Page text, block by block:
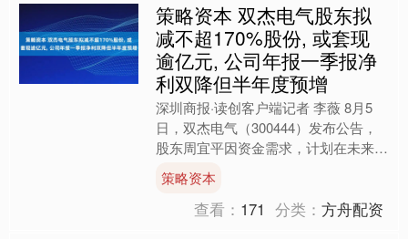
策略资本 双杰电气股东拟
减不超170%股份, 或套现
逾亿元, 公司年报一季报净
利双降但半年度预增
深圳商报·读创客户端记者 李薇 8月5
日，双杰电气（300444）发布公告，
股东周宜平因资金需求，计划在未来3
个月内以集中竞价或大宗交易方式减持
不超过1356万....
策略资本
查看： 171 分类：方舟配资